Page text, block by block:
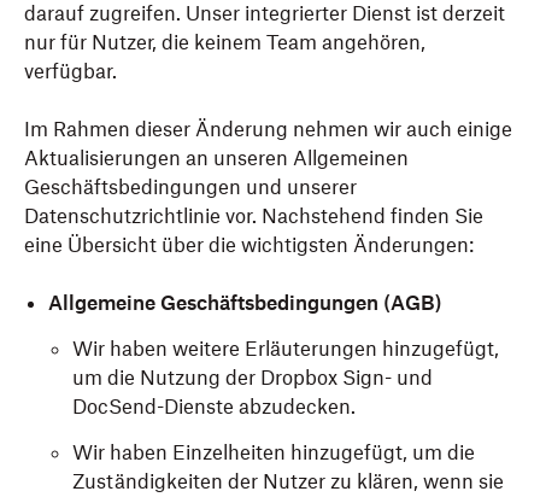
darauf zugreifen. Unser integrierter Dienst ist derzeit
nur für Nutzer, die keinem Team angehören,
verfügbar.
Im Rahmen dieser Änderung nehmen wir auch einige
Aktualisierungen an unseren Allgemeinen
Geschäftsbedingungen und unserer
Datenschutzrichtlinie vor. Nachstehend finden Sie
eine Übersicht über die wichtigsten Änderungen:
Allgemeine Geschäftsbedingungen (AGB)
Wir haben weitere Erläuterungen hinzugefügt,
um die Nutzung der Dropbox Sign- und
DocSend-Dienste abzudecken.
Wir haben Einzelheiten hinzugefügt, um die
Zuständigkeiten der Nutzer zu klären, wenn sie